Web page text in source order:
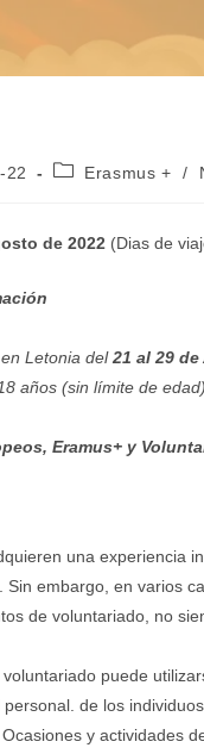
22
Categoría
entrada:
Erasmus + /
de 2022 (Dias de
Letonia del21 al 29
años (sin límite de
Eramus+ y
una experiencia
embargo, en varios
de voluntariado, no
puede
de los
y actividades